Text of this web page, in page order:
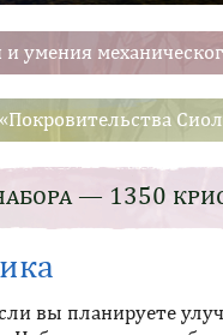
умения
— 1350
вы планируете